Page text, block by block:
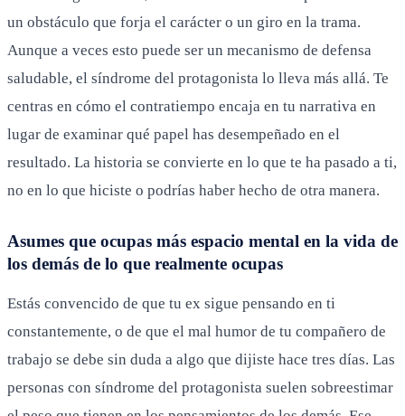
un obstáculo que forja el carácter o un giro en la trama.
Aunque a veces esto puede ser un mecanismo de defensa
saludable, el síndrome del protagonista lo lleva más allá. Te
centras en cómo el contratiempo encaja en tu narrativa en
lugar de examinar qué papel has desempeñado en el
resultado. La historia se convierte en lo que te ha pasado a ti,
no en lo que hiciste o podrías haber hecho de otra manera.
Asumes que ocupas más espacio mental en la vida de
los demás de lo que realmente ocupas
Estás convencido de que tu ex sigue pensando en ti
constantemente, o de que el mal humor de tu compañero de
trabajo se debe sin duda a algo que dijiste hace tres días. Las
personas con síndrome del protagonista suelen sobreestimar